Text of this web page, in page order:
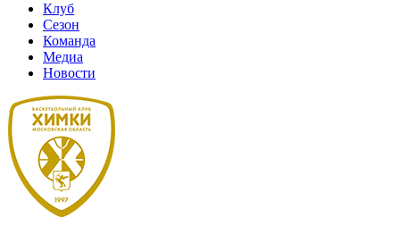
Клуб
Сезон
Команда
Медиа
Новости